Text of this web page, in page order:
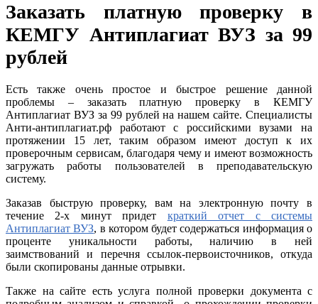
Заказать платную проверку в
КЕМГУ Антиплагиат ВУЗ за 99
рублей
Есть также очень простое и быстрое решение данной
проблемы – заказать платную проверку в КЕМГУ
Антиплагиат ВУЗ за 99 рублей на нашем сайте. Специалисты
Анти-антиплагиат.рф работают с российскими вузами на
протяжении 15 лет, таким образом имеют доступ к их
проверочным сервисам, благодаря чему и имеют возможность
загружать работы пользователей в преподавательскую
систему.
Заказав быструю проверку, вам на электронную почту в
течение 2-х минут придет краткий отчет с системы
Антиплагиат ВУЗ, в котором будет содержаться информация о
проценте уникальности работы, наличию в ней
заимствований и перечня ссылок-первоисточников, откуда
были скопированы данные отрывки.
Также на сайте есть услуга полной проверки документа с